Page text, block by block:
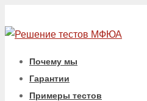
Почему мы
Гарантии
Примеры тестов